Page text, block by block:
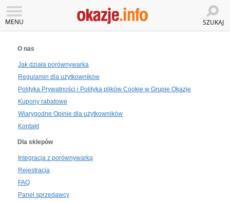
MENU SZUKAJ
O nas
Jak działa porównywarka
Regulamin dla użytkowników
Polityka Prywatności i Polityka plików Cookie w Grupie Okazje
Kupony rabatowe
Wiarygodne Opinie dla użytkowników
Kontakt
Dla sklepów
Integracja z porównywarką
Rejestracja
FAQ
Panel sprzedawcy